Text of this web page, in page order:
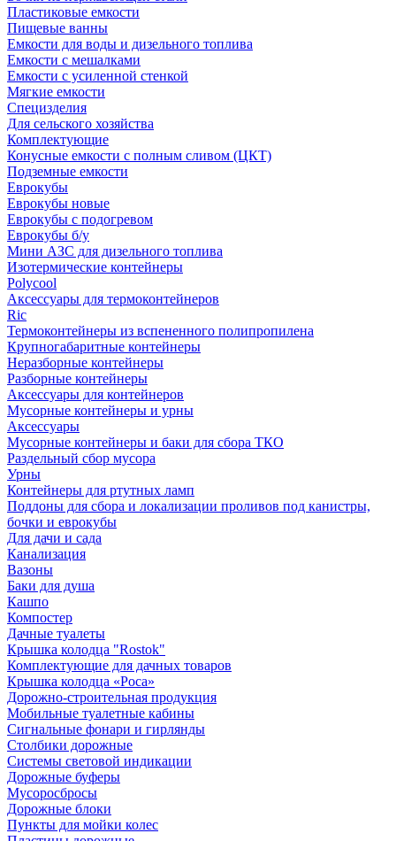
Пластиковые емкости
Пищевые ванны
Емкости для воды и дизельного топлива
Емкости с мешалками
Емкости с усиленной стенкой
Мягкие емкости
Специзделия
Для сельского хозяйства
Комплектующие
Конусные емкости с полным сливом (ЦКТ)
Подземные емкости
Еврокубы
Еврокубы новые
Еврокубы с подогревом
Еврокубы б/у
Мини АЗС для дизельного топлива
Изотермические контейнеры
Polycool
Аксессуары для термоконтейнеров
Ric
Термоконтейнеры из вспененного полипропилена
Крупногабаритные контейнеры
Неразборные контейнеры
Разборные контейнеры
Аксессуары для контейнеров
Мусорные контейнеры и урны
Аксессуары
Мусорные контейнеры и баки для сбора ТКО
Раздельный сбор мусора
Урны
Контейнеры для ртутных ламп
Поддоны для сбора и локализации проливов под канистры,
бочки и еврокубы
Для дачи и сада
Канализация
Вазоны
Баки для душа
Кашпо
Компостер
Дачные туалеты
Крышка колодца "Rostok"
Комплектующие для дачных товаров
Крышка колодца «Роса»
Дорожно-строительная продукция
Мобильные туалетные кабины
Сигнальные фонари и гирлянды
Столбики дорожные
Системы световой индикации
Дорожные буферы
Мусоросбросы
Дорожные блоки
Пункты для мойки колес